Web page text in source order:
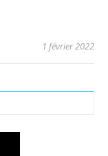
1 février 2022